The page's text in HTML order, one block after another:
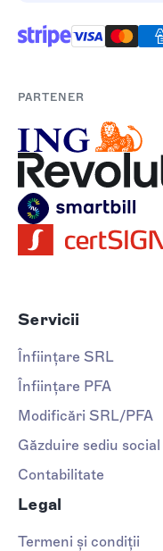
PARTENER
Servicii
Înființare SRL
Înființare PFA
Modificări SRL/PFA
Găzduire sediu social
Contabilitate
Legal
Termeni și condiții